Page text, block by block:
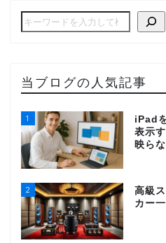
当ブログの人気記事
1
iPad
表示
映ら
2
高級
カー